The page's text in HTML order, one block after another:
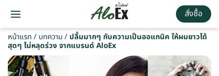
สั่งซื้อ
หน้าแรก / บทความ / ปลื้มมากๆ กับความเป็นออแกนิค ให้ผมยาวได้
สุดๆ ไม่หลุดร่วง จากแบรนด์ AloEx